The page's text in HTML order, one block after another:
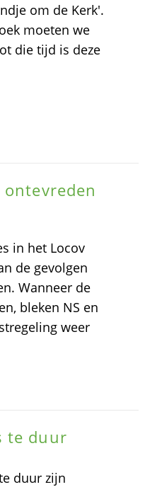
om de Kerk'.
moeten we
die tijd is deze
in het Locov
de gevolgen
Wanneer de
bleken NS en
weer
te duur
duur zijn